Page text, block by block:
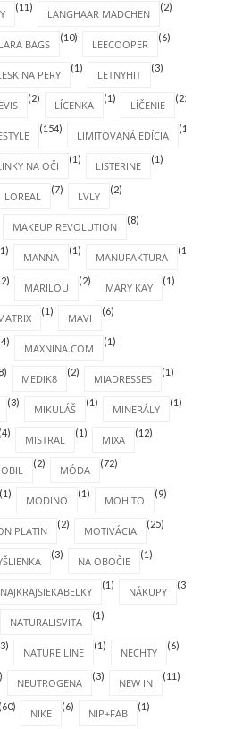
(11)
LANGHAAR MADCHEN
(2)
LARA BAGS
(10)
LEECOOPER
(6)
NA PERY
(1)
LETNYHIT
(3)
(2)
LÍCENKA
(1)
LÍČENIE
(25)
(154)
LIMITOVANÁ EDÍCIA
(1)
NA OČI
(1)
LISTERINE
(1)
LOREAL
(7)
LVLY
(2)
MAKEUP REVOLUTION
(8)
MANNA
(1)
MANUFAKTURA
(1)
MARILOU
(2)
MARY KAY
(1)
(1)
MAVI
(6)
MAXNINA.COM
(1)
MEDIK8
(2)
MIADRESSES
(1)
(3)
MIKULÁŠ
(1)
MINERÁLY
(1)
(4)
MISTRAL
(1)
MIXA
(12)
(2)
MÓDA
(72)
(1)
MODINO
(1)
MOHITO
(9)
PLATIN
(2)
MOTIVÁCIA
(25)
(3)
NA OBOČIE
(1)
NAJKRAJSIEKABELKY
(1)
NÁKUPY
(31)
NATURALISVITA
(1)
NATURE LINE
(1)
NECHTY
(6)
NEUTROGENA
(3)
NEW IN
(11)
(60)
NIKE
(6)
NIP+FAB
(1)